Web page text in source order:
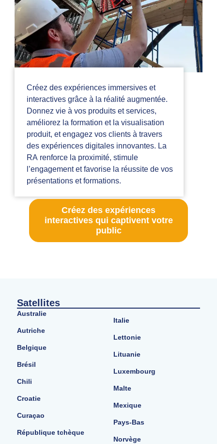
Créez des expériences immersives et
interactives grâce à la réalité augmentée.
Donnez vie à vos produits et services,
améliorez la formation et la visualisation
produit, et engagez vos clients à travers
des expériences digitales innovantes. La
RA renforce la proximité, stimule
l’engagement et favorise la réussite de vos
présentations et formations.
Créez des expériences
interactives qui captivent votre
public
Satellites
Australie
Autriche
Belgique
Brésil
Chili
Croatie
Curaçao
République tchèque
Italie
Lettonie
Lituanie
Luxembourg
Malte
Mexique
Pays-Bas
Norvège